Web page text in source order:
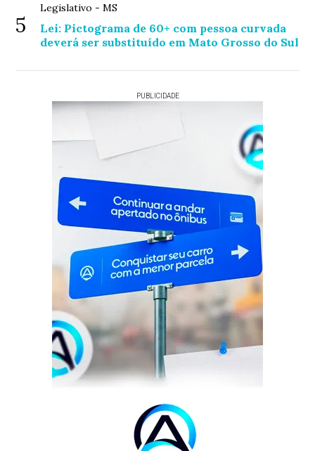
5
Legislativo - MS
Lei: Pictograma de 60+ com pessoa curvada
deverá ser substituído em Mato Grosso do Sul
PUBLICIDADE